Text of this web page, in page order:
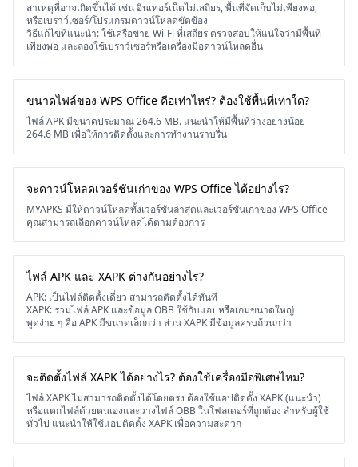
สาเหตุที่อาจเกิดขึ้นได้ เช่น อินเทอร์เน็ตไม่เสถียร, พื้นที่จัดเก็บไม่เพียงพอ,
หรือเบราว์เซอร์/โปรแกรมดาวน์โหลดขัดข้อง
วิธีแก้ไขที่แนะนำ: ใช้เครือข่าย Wi-Fi ที่เสถียร ตรวจสอบให้แน่ใจว่ามีพื้นที่
เพียงพอ และลองใช้เบราว์เซอร์หรือเครื่องมือดาวน์โหลดอื่น
ขนาดไฟล์ของ WPS Office คือเท่าไหร่? ต้องใช้พื้นที่เท่าใด?
ไฟล์ APK มีขนาดประมาณ 264.6 MB. แนะนำให้มีพื้นที่ว่างอย่างน้อย
264.6 MB เพื่อให้การติดตั้งและการทำงานราบรื่น
จะดาวน์โหลดเวอร์ชันเก่าของ WPS Office ได้อย่างไร?
MYAPKS มีให้ดาวน์โหลดทั้งเวอร์ชันล่าสุดและเวอร์ชันเก่าของ WPS Office
คุณสามารถเลือกดาวน์โหลดได้ตามต้องการ
ไฟล์ APK และ XAPK ต่างกันอย่างไร?
APK: เป็นไฟล์ติดตั้งเดี่ยว สามารถติดตั้งได้ทันที
XAPK: รวมไฟล์ APK และข้อมูล OBB ใช้กับแอปหรือเกมขนาดใหญ่
พูดง่าย ๆ คือ APK มีขนาดเล็กกว่า ส่วน XAPK มีข้อมูลครบถ้วนกว่า
จะติดตั้งไฟล์ XAPK ได้อย่างไร? ต้องใช้เครื่องมือพิเศษไหม?
ไฟล์ XAPK ไม่สามารถติดตั้งได้โดยตรง ต้องใช้แอปติดตั้ง XAPK (แนะนำ)
หรือแตกไฟล์ด้วยตนเองและวางไฟล์ OBB ในโฟลเดอร์ที่ถูกต้อง สำหรับผู้ใช้
ทั่วไป แนะนำให้ใช้แอปติดตั้ง XAPK เพื่อความสะดวก